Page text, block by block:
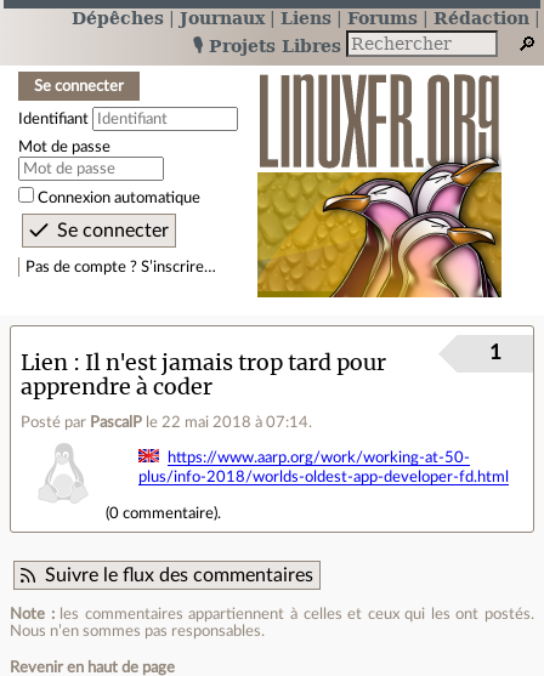
Dépêches Journaux Liens Forums
Rédaction
🎙️ Projets Libres
Se connecter
Identifiant
Mot de passe
Connexion automatique
Pas de compte ? S’inscrire…
Lien
Il n'est jamais trop tard pour
apprendre à coder
Posté par PascalP le 22 mai 2018 à 07:14.
1
https://www.aarp.org/work/working-at-50-
plus/info-2018/worlds-oldest-app-developer-fd.html
(0 commentaire).
Suivre le flux des commentaires
Note :les commentaires appartiennent à celles et ceux qui les ont postés.
Nous n’en sommes pas responsables.
Revenir en haut de page